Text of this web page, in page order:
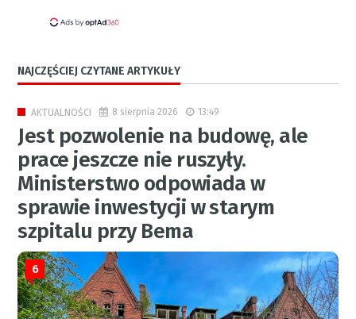
NAJCZĘŚCIEJ CZYTANE ARTYKUŁY
AKTUALNOŚCI 8 sierpnia 2026 13:49
Jest pozwolenie na budowę, ale
prace jeszcze nie ruszyły.
Ministerstwo odpowiada w
sprawie inwestycji w starym
szpitalu przy Bema
6